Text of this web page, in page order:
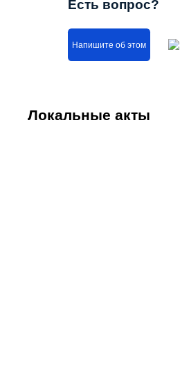
Есть вопрос?
Напишите об этом
Локальные акты